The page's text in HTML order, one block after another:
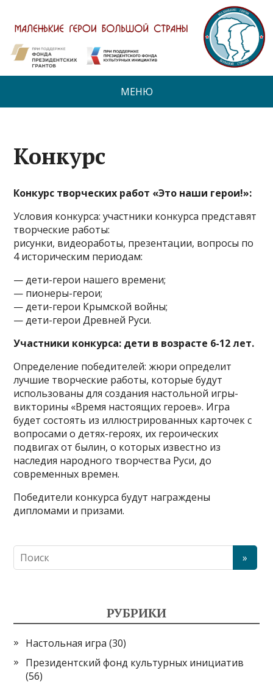
МЕНЮ
Конкурс
Конкурс творческих работ «Это наши герои!»:
Условия конкурса: участники конкурса представят
творческие работы:
рисунки, видеоработы, презентации, вопросы по
4 историческим периодам:
— дети-герои нашего времени;
— пионеры-герои;
— дети-герои Крымской войны;
— дети-герои Древней Руси.
Участники конкурса: дети в возрасте 6-12 лет.
Определение победителей: жюри определит
лучшие творческие работы, которые будут
использованы для создания настольной игры-
викторины «Время настоящих героев». Игра
будет состоять из иллюстрированных карточек с
вопросами о детях-героях, их героических
подвигах от былин, о которых известно из
наследия народного творчества Руси, до
современных времен.
Победители конкурса будут награждены
дипломами и призами.
РУБРИКИ
Настольная игра (30)
Президентский фонд культурных инициатив
(56)